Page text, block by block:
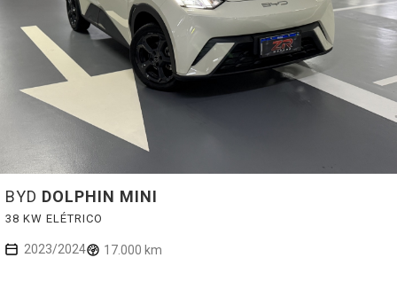
BYD DOLPHIN MINI
38 KW ELÉTRICO
2023/2024 17.000 km